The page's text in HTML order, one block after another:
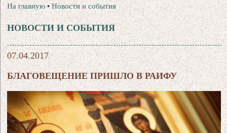
На главную •Новости и события
НОВОСТИ И СОБЫТИЯ
07.04.2017
БЛАГОВЕЩЕНИЕ ПРИШЛО В РАИФУ